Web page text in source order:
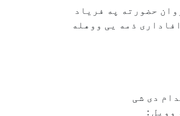
حضورته په فریاد
ذمه یی ووهله
دی شی
وویل :